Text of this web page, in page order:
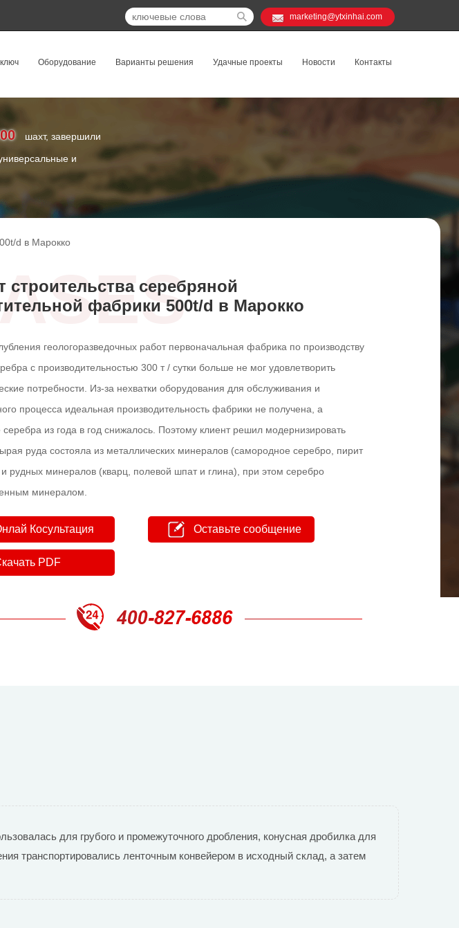
marketing@ytxinhai.com
Контакты
Новости
Удачные проекты
Варианты решения
Оборудование
шахт, завершили
и
d в Марокко
строительства серебряной
фабрики 500t/d в Марокко
геологоразведочных работ первоначальная фабрика по производству
с производительностью 300 т / сутки больше не мог удовлетворить
потребности. Из-за нехватки оборудования для обслуживания и
процесса идеальная производительность фабрики не получена, а
серебра из года в год снижалось. Поэтому клиент решил модернизировать
руда состояла из металлических минералов (самородное серебро, пирит
рудных минералов (кварц, полевой шпат и глина), при этом серебро
минералом.
Косультация Оставьте сообщение
PDF
для грубого и промежуточного дробления, конусная дробилка для
транспортировались ленточным конвейером в исходный склад, а затем